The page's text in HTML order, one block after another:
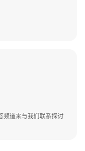
频道来与我们联系探讨